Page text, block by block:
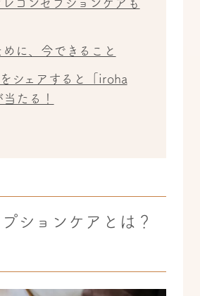
コンセプションケアも
に、今できること
シェアすると「iroha
たる！
ションケアとは？